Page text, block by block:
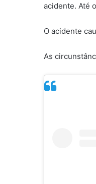
acidente. Até
O acidente
As